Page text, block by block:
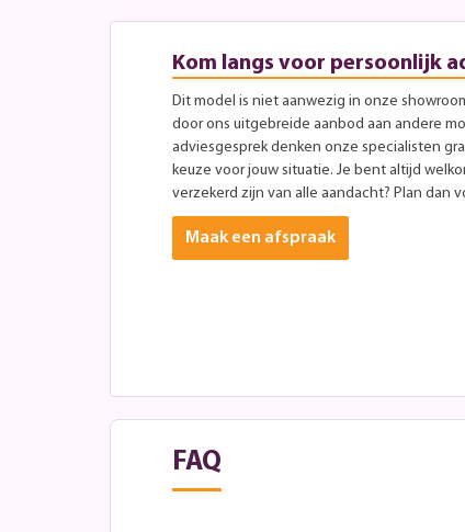
Kom langs voor persoonlijk
Dit model is niet aanwezig in onze
door ons uitgebreide aanbod aan andere
adviesgesprek denken onze specialisten
keuze voor jouw situatie. Je bent altijd
verzekerd zijn van alle aandacht? Plan dan
Maak een afspraak
FAQ